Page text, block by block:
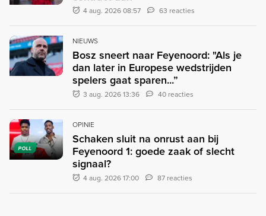
4 aug. 2026 08:57 63 reacties
NIEUWS
Bosz sneert naar Feyenoord: "Als je
dan later in Europese wedstrijden
spelers gaat sparen...”
3 aug. 2026 13:36 40 reacties
POLL
OPINIE
Schaken sluit na onrust aan bij
Feyenoord 1: goede zaak of slecht
signaal?
4 aug. 2026 17:00 87 reacties